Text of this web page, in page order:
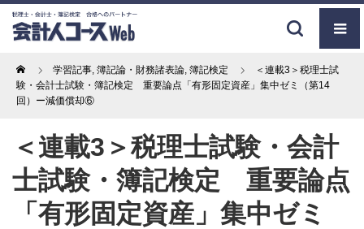
Home 学習記事, 簿記論・財務諸表論, 簿記検定
＜連載3＞税理士試
験・会計士試験・簿記検定 重要論点「有形固定資産」集中ゼミ（第14
回）ー減価償却⑥
＜連載3＞税理士試験・会計
士試験・簿記検定 重要論点
「有形固定資産」集中ゼミ